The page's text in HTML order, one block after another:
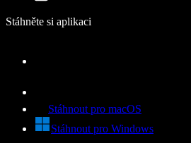
Stáhněte si aplikaci
Stáhnout pro macOS
Stáhnout pro Windows